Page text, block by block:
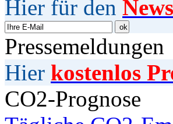
Hier für den
Pressemeldungen
Hier kostenlos
CO2-Prognose